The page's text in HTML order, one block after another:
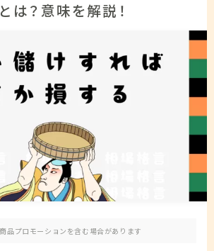
シー
は？意味を解説！
品プロモーションを含む場合があります